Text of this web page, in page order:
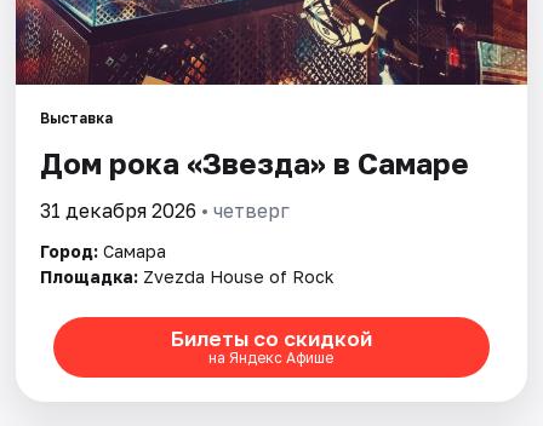
Города
Площадки
Артисты
Выставка
Дом рока «Звезда» в Самаре
31 декабря 2026 • четверг
Город: Самара
Площадка: Zvezda House of Rock
Билеты со скидкой
на Яндекс Афише